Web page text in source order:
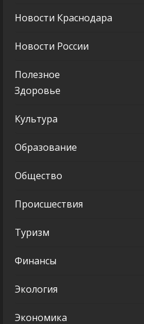
Новости Краснодара
Новости России
Полезное
Здоровье
Культура
Образование
Общество
Происшествия
Туризм
Финансы
Экология
Экономика